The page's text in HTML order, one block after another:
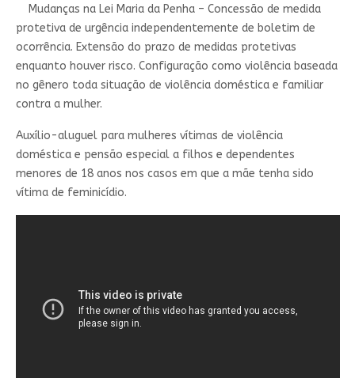
Mudanças na Lei Maria da Penha – Concessão de medida
protetiva de urgência independentemente de boletim de
ocorrência. Extensão do prazo de medidas protetivas
enquanto houver risco. Configuração como violência baseada
no gênero toda situação de violência doméstica e familiar
contra a mulher.
Auxílio-aluguel para mulheres vítimas de violência
doméstica e pensão especial a filhos e dependentes
menores de 18 anos nos casos em que a mãe tenha sido
vítima de feminicídio.